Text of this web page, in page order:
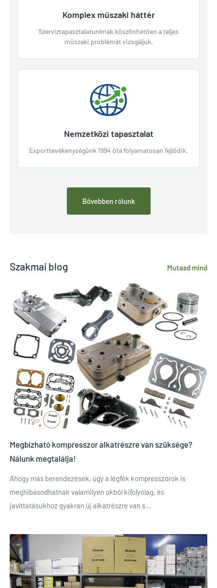
Komplex műszaki háttér
Szerviztapasztalatunknak köszönhetően a teljes
műszaki problémát vizsgáljuk.
Nemzetközi tapasztalat
Exporttevékenységünk 1994 óta folyamatosan fejlődik.
Bővebben rólunk
Szakmai blog Mutasd mind
Megbízható kompresszor alkatrészre van szüksége?
Nálunk megtalálja!
Ahogy más berendezések, úgy a légfék kompresszorok is
meghibásodhatnak valamilyen okból kifolyólag, és
javíttatásukhoz gyakran új alkatrészre van s...